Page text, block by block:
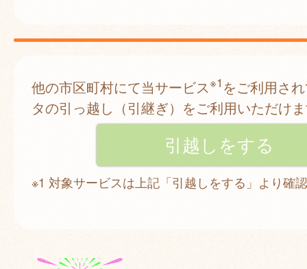
他の市区町村にて当サービス※1 をご利用さ
タの引っ越し（引継ぎ）をご利用いただけ
※1 対象サービスは上記「引越しをする」より確